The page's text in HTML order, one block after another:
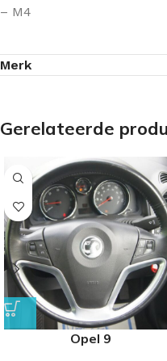
– M4
Merk
Gerelateerde
Opel 9